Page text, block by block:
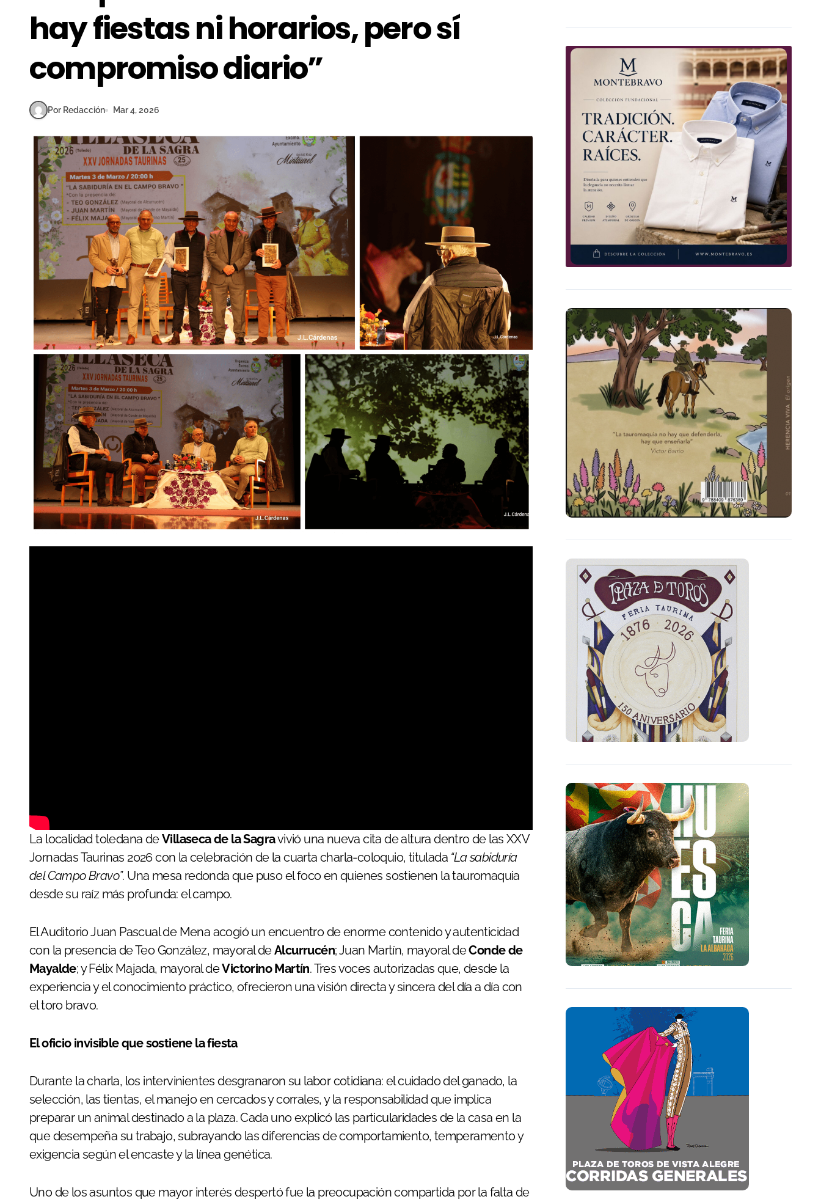
hay fiestas ni horarios, pero sí
compromiso diario”
Por Redacción Mar 4, 2026
La localidad toledana deVillaseca de la Sagravivió una nueva cita de altura dentro de las XXV
Jornadas Taurinas 2026 con la celebración de la cuarta charla-coloquio, titulada “La sabiduría
del Campo Bravo”. Una mesa redonda que puso el foco en quienes sostienen la tauromaquia
desde su raíz más profunda: el campo.
El Auditorio Juan Pascual de Mena acogió un encuentro de enorme contenido y autenticidad
con la presencia de Teo González, mayoral deAlcurrucén; Juan Martín, mayoral deConde de
Mayalde; y Félix Majada, mayoral deVictorino Martín. Tres voces autorizadas que, desde la
experiencia y el conocimiento práctico, ofrecieron una visión directa y sincera del día a día con
el toro bravo.
El oficio invisible que sostiene la fiesta
Durante la charla, los intervinientes desgranaron su labor cotidiana: el cuidado del ganado, la
selección, las tientas, el manejo en cercados y corrales, y la responsabilidad que implica
preparar un animal destinado a la plaza. Cada uno explicó las particularidades de la casa en la
que desempeña su trabajo, subrayando las diferencias de comportamiento, temperamento y
exigencia según el encaste y la línea genética.
Uno de los asuntos que mayor interés despertó fue la preocupación compartida por la falta de